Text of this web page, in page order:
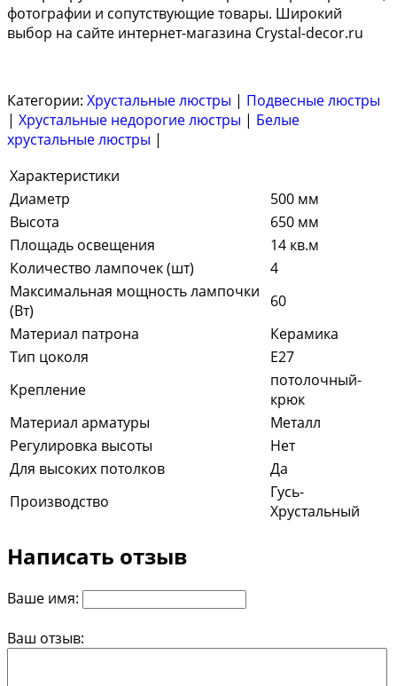
фотографии и сопутствующие товары. Широкий
выбор на сайте интернет-магазина Crystal-decor.ru
Категории: Хрустальные люстры | Подвесные люстры
| Хрустальные недорогие люстры | Белые
хрустальные люстры |
Характеристики
Диаметр
500 мм
Высота
650 мм
Площадь освещения
14 кв.м
Количество лампочек (шт)
4
Максимальная мощность лампочки
(Вт)
60
Материал патрона
Керамика
Тип цоколя
E27
Крепление
потолочный-
крюк
Материал арматуры
Металл
Регулировка высоты
Нет
Для высоких потолков
Да
Производство
Гусь-
Хрустальный
Написать отзыв
Ваше имя:
Ваш отзыв: